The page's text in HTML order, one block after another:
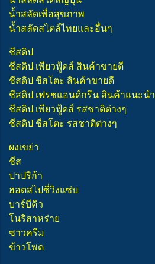
น้ำสลัดเพื่อสุขภาพ
น้ำสลัดสไตล์ไทยและอื่นๆ
ชีสดิป
ชีสดิป เพียวฟู้ดส์ สินค้าขายดี
ชีสดิป ชีสโตะ สินค้าขายดี
ชีสดิป เฟรชแอนด์กรีน สินค้าแนะนำ
ชีสดิป เพียวฟู้ดส์ รสชาติต่างๆ
ชีสดิป ชีสโตะ รสชาติต่างๆ
ผงเขย่า
ชีส
ปาปริก้า
ฮอตสไปซี่วิงแซ่บ
บาร์บีคิว
โนริสาหร่าย
ซาวครีม
ข้าวโพด